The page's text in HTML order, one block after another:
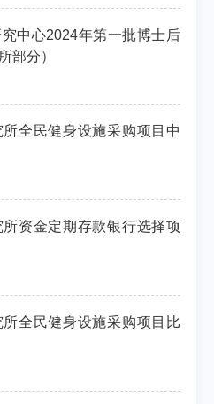
中心2024年第一批博士后
部分）
全民健身设施采购项目中
资金定期存款银行选择项
全民健身设施采购项目比